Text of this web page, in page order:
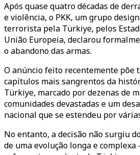
Após quase quatro décadas de
e violência, o PKK, um grupo
terrorista pela Türkiye, pelos
União Europeia, declarou
o abandono das armas.
O anúncio feito recentemente põe
capítulos mais sangrentos da
Türkiye, marcado por dezenas de
comunidades devastadas e um
nacional que se estendeu por
No entanto, a decisão não surgiu
de uma evolução longa e complexa